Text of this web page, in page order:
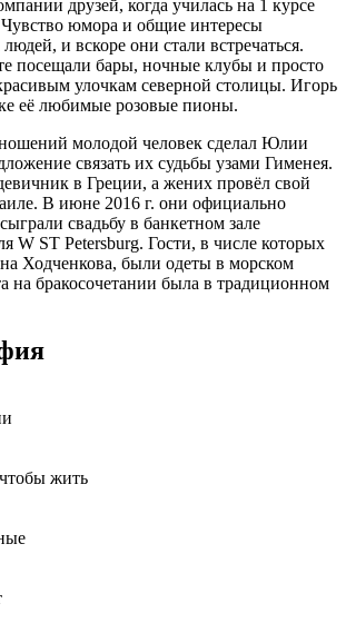
друзей, когда училась на 1 курсе
Чувство юмора и общие интересы
и вскоре они стали встречаться.
посещали бары, ночные клубы и просто
улочкам северной столицы. Игорь
её любимые розовые пионы.
молодой человек сделал Юлии
связать их судьбы узами Гименея.
в Греции, а жених провёл свой
В июне 2016 г. они официально
свадьбу в банкетном зале
W ST Petersburg. Гости, в числе которых
Ходченкова, были одеты в морском
на бракосочетании была в традиционном
жить